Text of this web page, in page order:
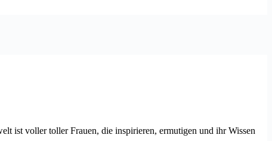
ist voller toller Frauen, die inspirieren, ermutigen und ihr Wissen